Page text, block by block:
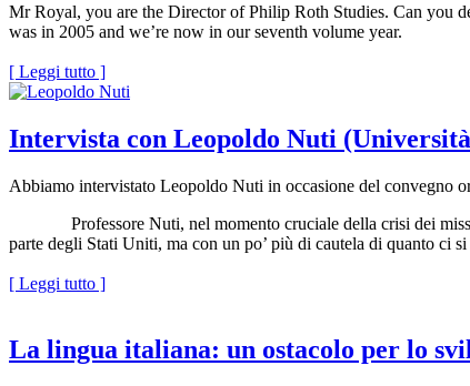
Mr Royal, you are the Director of Philip Roth Studies. Can you
was in 2005 and we’re now in our seventh volume year.
[ Leggi tutto ]
Intervista con Leopoldo Nuti
Abbiamo intervistato Leopoldo Nuti in occasione del convegno
Professore Nuti, nel momento cruciale della crisi dei missili
parte degli Stati Uniti, ma con un po’ più di cautela di quanto ci si
[ Leggi tutto ]
La lingua italiana: un ostacolo per lo